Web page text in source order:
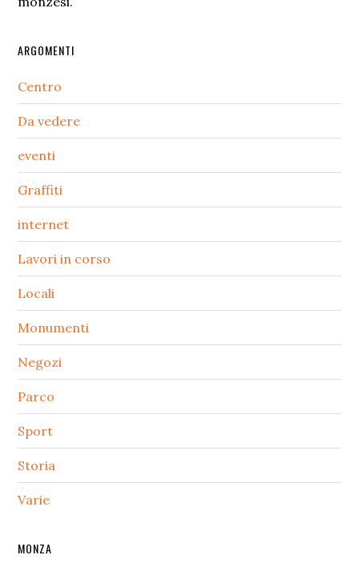
ARGOMENTI
Centro
Da vedere
eventi
Graffiti
internet
Lavori in corso
Locali
Monumenti
Negozi
Parco
Sport
Storia
Varie
MONZA